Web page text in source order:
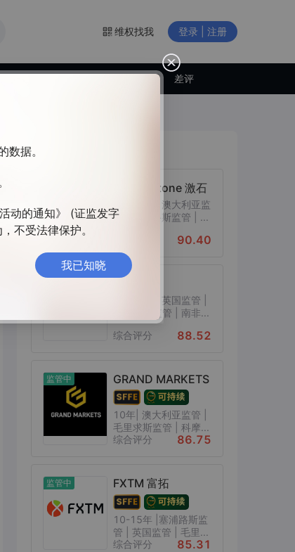
维权找我 登录 | 注册
差评
交易商排行
Pepperstone 激石
10-15年 | 澳大利亚监
管 | 塞浦路斯监管 | ...
90.40
10-15年 | 英国监管 |
塞浦路斯监管 | 南非...
综合评分
88.52
监管中 GRAND MARKETS
10年| 澳大利亚监管 |
毛里求斯监管 | 科摩...
综合评分
86.75
监管中 FXTM 富拓
10-15年 |塞浦路斯监
管 | 英国监管 | 毛里...
综合评分
85.31
据。
动的通知》 (证监发字
不受法律保护。
我已知晓